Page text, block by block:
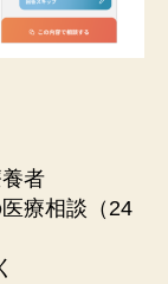
者
療相談（24